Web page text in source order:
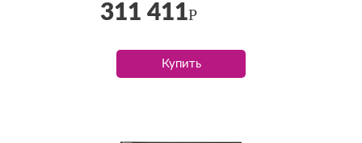
311 411Р
Купить